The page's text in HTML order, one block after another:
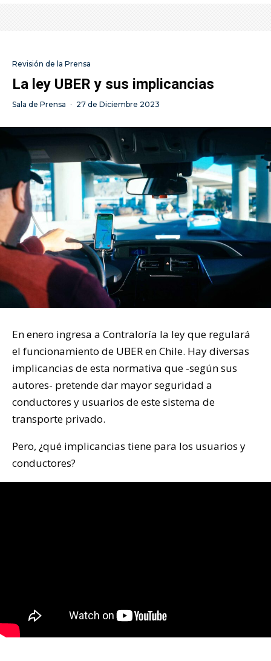
Revisión de la Prensa
La ley UBER y sus implicancias
Sala de Prensa · 27 de Diciembre 2023
En enero ingresa a Contraloría la ley que regulará
el funcionamiento de UBER en Chile. Hay diversas
implicancias de esta normativa que -según sus
autores- pretende dar mayor seguridad a
conductores y usuarios de este sistema de
transporte privado.
Pero, ¿qué implicancias tiene para los usuarios y
conductores?